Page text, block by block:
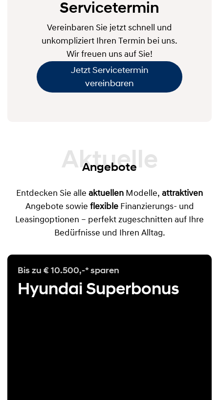
Servicetermin
Vereinbaren Sie jetzt schnell und
unkompliziert Ihren Termin bei uns.
Wir freuen uns auf Sie!
Jetzt Servicetermin
vereinbaren
Aktuelle
Angebote
Entdecken Sie alle aktuellen Modelle, attraktiven
Angebote sowie flexible Finanzierungs- und
Leasingoptionen – perfekt zugeschnitten auf Ihre
Bedürfnisse und Ihren Alltag.
Bis zu € 10.500,-* sparen
Hyundai Superbonus